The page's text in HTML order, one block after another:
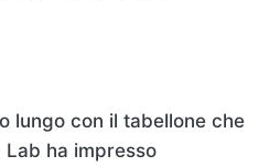
lungo con il tabellone che
ha impresso